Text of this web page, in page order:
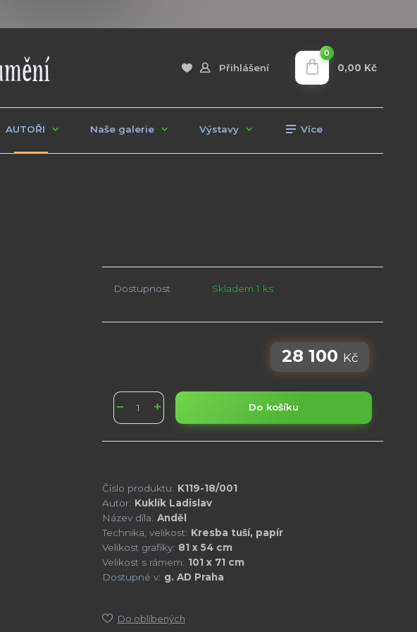
Přihlášení
0
0,00 Kč
AUTOŘI Naše galerie Výstavy Více
Dostupnost Skladem 1 ks
28 100 Kč
Do košíku
Číslo produktu: K119-18/001
Autor: Kuklík Ladislav
Název díla: Anděl
Technika, velikost: Kresba tuší, papír
Velikost grafiky: 81 x 54 cm
Velikost s rámem: 101 x 71 cm
Dostupné v: g. AD Praha
Do oblíbených